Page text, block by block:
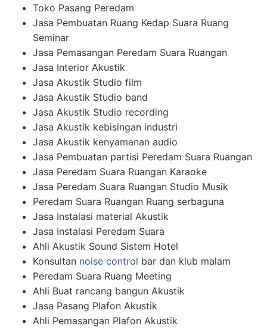
Toko Pasang Peredam
Jasa Pembuatan Ruang Kedap Suara Ruang
Seminar
Jasa Pemasangan Peredam Suara Ruangan
Jasa Interior Akustik
Jasa Akustik Studio film
Jasa Akustik Studio band
Jasa Akustik Studio recording
Jasa Akustik kebisingan industri
Jasa Akustik kenyamanan audio
Jasa Pembuatan partisi Peredam Suara Ruangan
Jasa Peredam Suara Ruangan Karaoke
Jasa Peredam Suara Ruangan Studio Musik
Peredam Suara Ruangan Ruang serbaguna
Jasa Instalasi material Akustik
Jasa Instalasi Peredam Suara
Ahli Akustik Sound Sistem Hotel
Konsultan noise control bar dan klub malam
Peredam Suara Ruang Meeting
Ahli Buat rancang bangun Akustik
Jasa Pasang Plafon Akustik
Ahli Pemasangan Plafon Akustik